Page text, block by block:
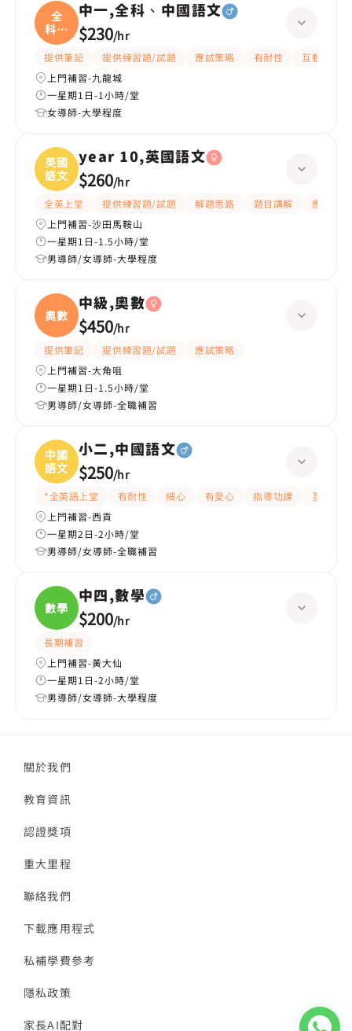
全
科、
中國
中一,全科、中國語文
$230/hr
提供筆記 提供練習題/試題 應試策略 有耐性
互動教學
上門補習-九龍城
一星期1日-1小時/堂
女導師-大學程度
英國
語文
year 10,英國語文
$260/hr
全英上堂 提供練習題/試題 解題思路 題目講解
應試策略
上門補習-沙田馬鞍山
一星期1日-1.5小時/堂
男導師/女導師-大學程度
奧數
中級,奧數
$450/hr
提供筆記 提供練習題/試題
應試策略
上門補習-大角咀
一星期1日-1.5小時/堂
男導師/女導師-全職補習
中國
語文
小二,中國語文
$250/hr
*全英語上堂 有耐性 細心 有愛心 指導功課
互動教學
上門補習-西貢
一星期2日-2小時/堂
男導師/女導師-全職補習
數學
中四,數學
$200/hr
長期補習
上門補習-黃大仙
一星期1日-2小時/堂
男導師/女導師-大學程度
關於我們
教育資訊
認證獎項
重大里程
聯絡我們
下載應用程式
私補學費參考
隱私政策
家長AI配對